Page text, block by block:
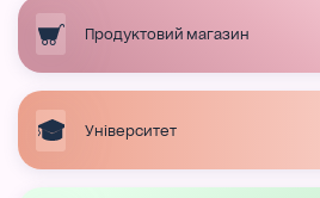
Продуктовий магазин
Університет